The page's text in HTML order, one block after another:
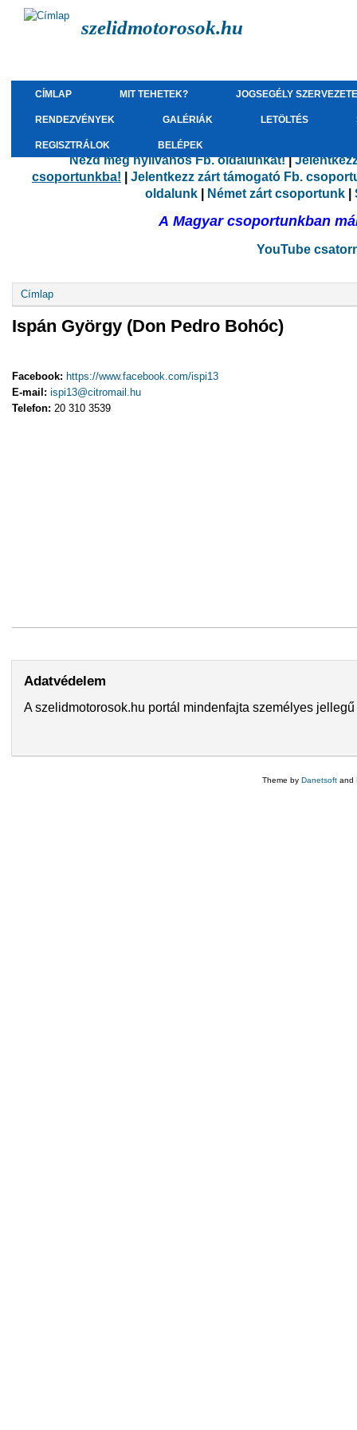
szelidmotorosok.hu
CÍMLAP MIT TEHETEK? JOGSEGÉLY
RENDEZVÉNYEK GALÉRIÁK LETÖLTÉS
REGISZTRÁLOK BELÉPEK
Nézd meg nyilvános Fb. oldalunkat!|
csoportunkba!
Jelentkezz zárt támogató Fb.
oldalunk
Német zárt csoportunk
A Magyar csoportunkban
YouTube
Jelenlegi hely
Címlap
Ispán György (Don Pedro Bohóc)
Facebook: https://www.facebook.com/ispi13
E-mail: ispi13@citromail.hu
Telefon: 20 310 3539
Adatvédelem
A szelidmotorosok.hu portál mindenfajta személyes
Theme by Danetsoft and